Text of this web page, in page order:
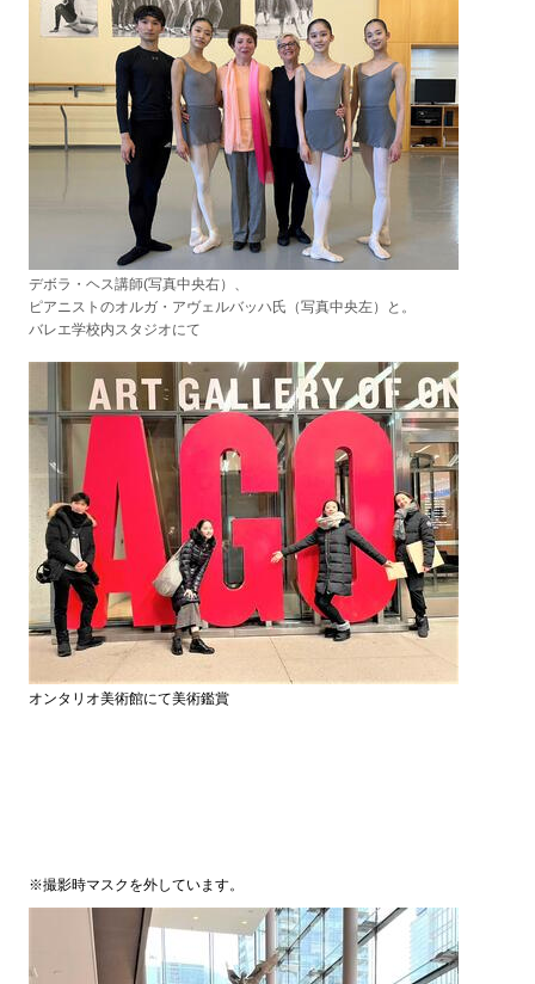
デボラ・ ヘス講師(写真中央右）、
ピアニストのオルガ・アヴェルバッハ氏（写真中央左）と 。
バレエ学校内スタジオにて
オンタリオ美術館にて美術鑑賞
※撮影時マスクを外しています。